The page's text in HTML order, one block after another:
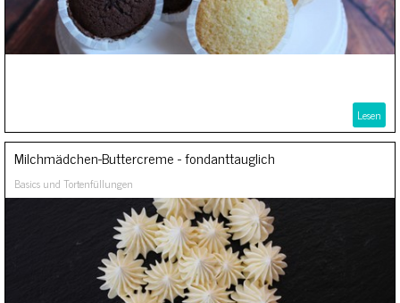
Lesen
Milchmädchen-Buttercreme - fondanttauglich
Basics und Tortenfüllungen